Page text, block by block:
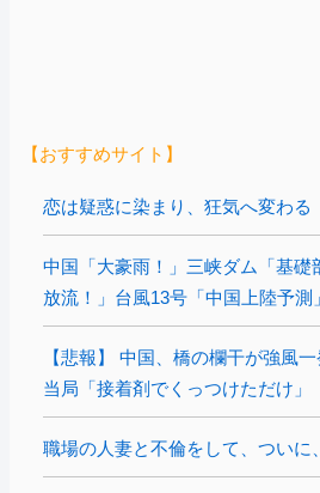
【おすすめサイト】
恋は疑惑に染まり、狂気へ変わる
中国「大豪雨！」三峡ダム「基礎
放流！」台風13号「中国上陸予測
【悲報】 中国、橋の欄干が強風
当局「接着剤でくっつけただけ」
職場の人妻と不倫をして、ついに